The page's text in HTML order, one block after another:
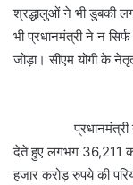
श्रद्धालुओं ने भी डुबकी
भी प्रधानमंत्री ने न
जोड़ा। सीएम योगी के
प्रधानमंत्री नरेंद्र
देते हुए लगभग 36,211
हजार करोड़ रुपये की